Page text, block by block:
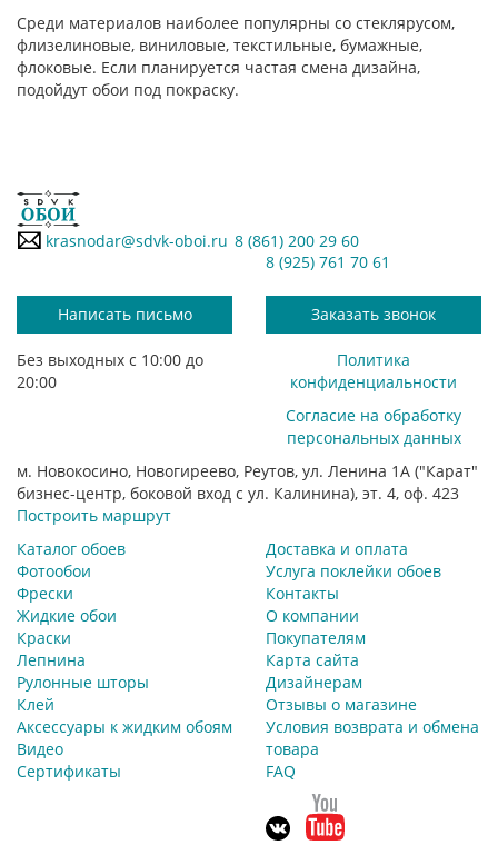
Среди материалов наиболее популярны со стеклярусом,
флизелиновые, виниловые, текстильные, бумажные,
флоковые. Если планируется частая смена дизайна,
подойдут обои под покраску.
krasnodar@sdvk-oboi.ru 8 (861) 200 29 60
8 (925) 761 70 61
Написать письмо Заказать звонок
Без выходных с 10:00 до
20:00
Политика
конфиденциальности
Согласие на обработку
персональных данных
м. Новокосино, Новогиреево, Реутов, ул. Ленина 1А ("Карат"
бизнес-центр, боковой вход с ул. Калинина), эт. 4, оф. 423
Построить маршрут
Каталог обоев
Фотообои
Фрески
Жидкие обои
Краски
Лепнина
Рулонные шторы
Клей
Аксессуары к жидким обоям
Видео
Сертификаты
Доставка и оплата
Услуга поклейки обоев
Контакты
О компании
Покупателям
Карта сайта
Дизайнерам
Отзывы о магазине
Условия возврата и обмена
товара
FAQ